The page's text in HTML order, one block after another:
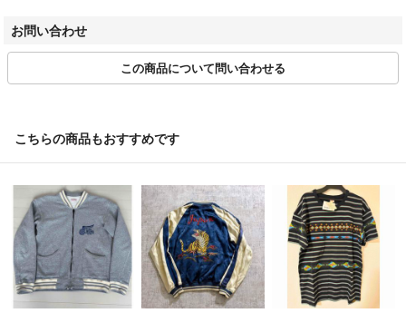
ましてはご容赦ください。
商品画像はできる限り現品を再現するよう心がけておりますが、ご利用
商品状態は掲載前に十分な確認を行っておりますが、重大な見落としが
ございました際はご返品を承ります。サイズが合わない、イメージが違
う、間違えた等お客様都合での返品はお受けしておりません。
・ご注文の商品と異なる商品が届いた場合
・商品状態が商品説明と著しく異なる場合
はご返品をお受けしております。
お問い合わせ
この商品について問い合わせる
こちらの商品もおすすめです